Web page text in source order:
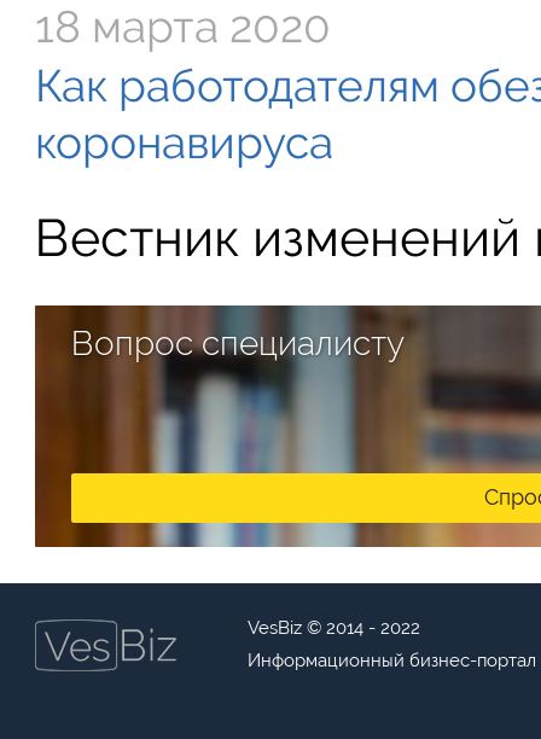
18 марта 2020
Как работодателям
коронавируса
Вестник изменений
Вопрос специалисту
VesBiz © 2014 - 2022
Информационный бизнес-портал